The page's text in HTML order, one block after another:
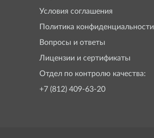
Условия соглашения
Политика конфиденциальности
Вопросы и ответы
Лицензии и сертификаты
Отдел по контролю качества:
+7 (812) 409-63-20